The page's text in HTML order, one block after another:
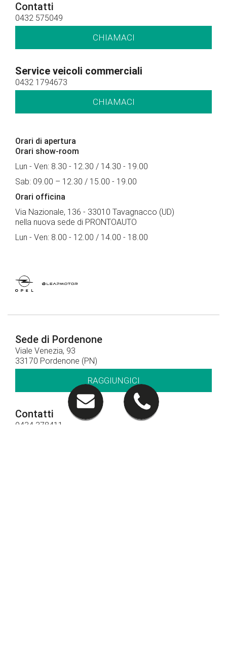
Contatti
0432 575049
CHIAMACI
Service veicoli commerciali
0432 1794673
CHIAMACI
Orari di apertura
Orari show-room
Lun - Ven: 8.30 - 12.30 / 14.30 - 19.00
Sab: 09.00 – 12.30 / 15.00 - 19.00
Orari officina
Via Nazionale, 136 - 33010 Tavagnacco (UD)
nella nuova sede di PRONTOAUTO
Lun - Ven: 8.00 - 12.00 / 14.00 - 18.00
Sede di Pordenone
Viale Venezia, 93
33170 Pordenone (PN)
RAGGIUNGICI
Contatti
0434 378411